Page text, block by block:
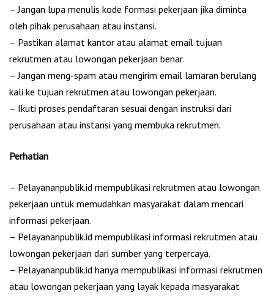
– Jangan lupa menulis kode formasi pekerjaan jika diminta
oleh pihak perusahaan atau instansi.
– Pastikan alamat kantor atau alamat email tujuan
rekrutmen atau lowongan pekerjaan benar.
– Jangan meng-spam atau mengirim email lamaran berulang
kali ke tujuan rekrutmen atau lowongan pekerjaan.
– Ikuti proses pendaftaran sesuai dengan instruksi dari
perusahaan atau instansi yang membuka rekrutmen.
Perhatian
– Pelayananpublik.id mempublikasi rekrutmen atau lowongan
pekerjaan untuk memudahkan masyarakat dalam mencari
informasi pekerjaan.
– Pelayananpublik.id mempublikasi informasi rekrutmen atau
lowongan pekerjaan dari sumber yang terpercaya.
– Pelayananpublik.id hanya mempublikasi informasi rekrutmen
atau lowongan pekerjaan yang layak kepada masyarakat